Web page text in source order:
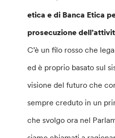
etica e di Banca Etica
prosecuzione
C’è un filo rosso che
ed è proprio basato sul
visione del futuro che
sempre creduto in un
che svolgo ora nel